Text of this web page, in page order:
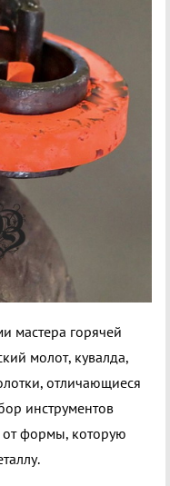
мастера горячей
молот, кувалда,
отличающиеся
инструментов
от формы, которую